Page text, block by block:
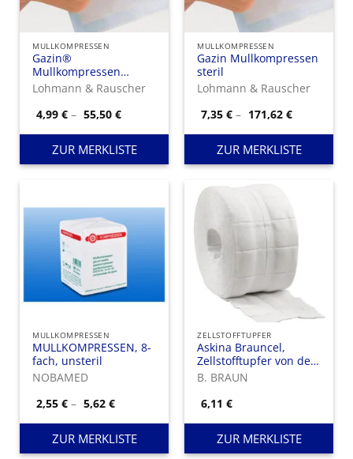
MULLKOMPRESSEN
Gazin®
Mullkompressen
unsteril
Lohmann & Rauscher
4,99€ – 55,50€Preisspanne:
4,99 €
bis
55,50 €
ZUR MERKLISTE
MULLKOMPRESSEN
Gazin Mullkompressen
steril
Lohmann & Rauscher
7,35€ – 171,62€
7,35 €
bis
171,62 €
ZUR MERKLISTE
MULLKOMPRESSEN
MULLKOMPRESSEN, 8-
fach, unsteril
NOBAMED
2,55€ – 5,62€Preisspanne:
2,55 €
bis
5,62 €
ZUR MERKLISTE
ZELLSTOFFTUPFER
Askina Brauncel,
Zellstofftupfer von der
Rolle aus
Verbandzellstoff nach
B. BRAUN
6,11€
ZUR MERKLISTE